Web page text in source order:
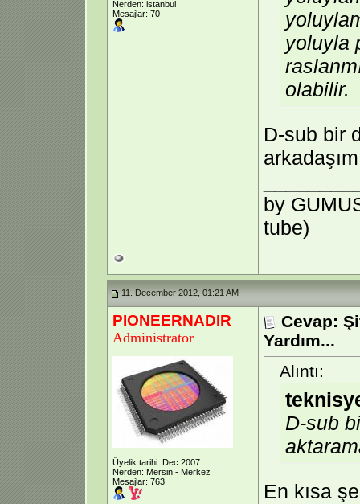
Nerden: istanbul
Mesajlar: 70
yoluyla
olabilir.
D-sub bir
arkadaşım
by
tube)
11. December 2012, 01:21 AM
PIONEERNADIR
Administrator
Üyelik tarihi: Dec 2007
Nerden: Mersin - Merkez
Mesajlar: 763
Cevap:
Yardım...
Alıntı:
D-sub
En kısa